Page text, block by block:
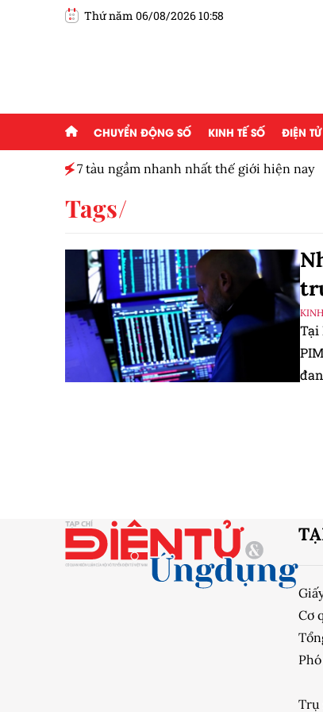
Thứ năm 06/08/2026 10:58
CHUYỂN ĐỘNG SỐ KINH TẾ SỐ ĐIỆN
7 tàu ngầm nhanh nhất thế giới hiện nay
Tags
Tại
Cơ
Trụ